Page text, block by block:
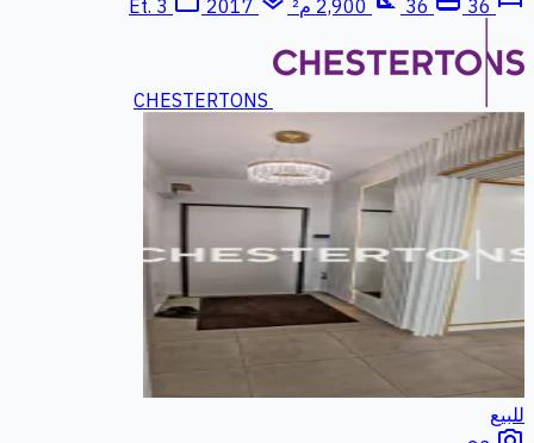
2017
CHESTERTONS
للبيع